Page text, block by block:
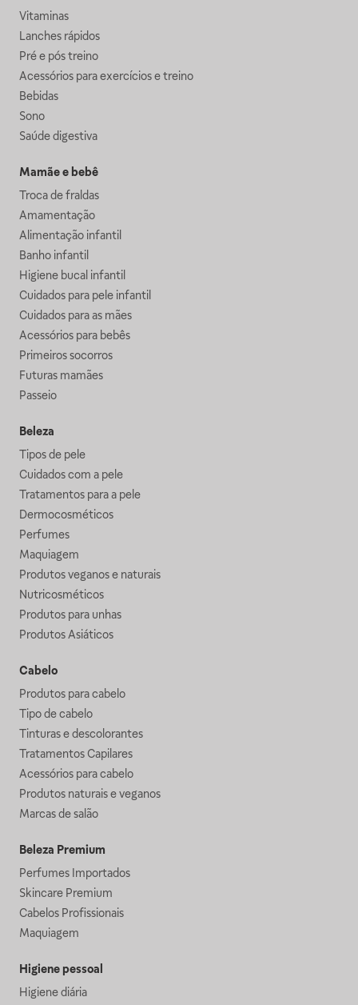
Vitaminas
Lanches rápidos
Pré e pós treino
Acessórios para exercícios e treino
Bebidas
Sono
Saúde digestiva
Mamãe e bebê
Troca de fraldas
Amamentação
Alimentação infantil
Banho infantil
Higiene bucal infantil
Cuidados para pele infantil
Cuidados para as mães
Acessórios para bebês
Primeiros socorros
Futuras mamães
Passeio
Beleza
Tipos de pele
Cuidados com a pele
Tratamentos para a pele
Dermocosméticos
Perfumes
Maquiagem
Produtos veganos e naturais
Nutricosméticos
Produtos para unhas
Produtos Asiáticos
Cabelo
Produtos para cabelo
Tipo de cabelo
Tinturas e descolorantes
Tratamentos Capilares
Acessórios para cabelo
Produtos naturais e veganos
Marcas de salão
Beleza Premium
Perfumes Importados
Skincare Premium
Cabelos Profissionais
Maquiagem
Higiene pessoal
Higiene diária